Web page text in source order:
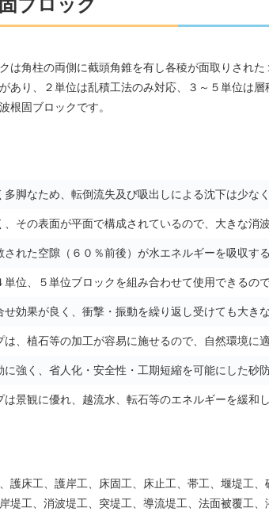
ブロック
は角柱の両側に截頭角錐を有し各稜が面取りされ
あり、２単位は乱積工法のみ対応、３～５単位は
根固ブロックです。
多脚なため、転倒流失及び吸出しによる沈下は少な
、その表面が平面で構成されているので、大きな消
された空隙（６０％前後）が水エネルギーを吸収す
単位、５単位ブロックを組み合わせて使用できるの
せ効果が良く、衝撃・振動を繰り返し受けても大き
は、植石等の加工が容易に施せるので、自然環境に適
に強く、省人化・安全性・工期短縮を可能にした砂
は景観に優れ、越流水、転石等のエネルギーを緩和
護床工、護岸工、床固工、床止工、帯工、堰堤工
堤工、消波堤工、突堤工、導流堤工、法面被覆工